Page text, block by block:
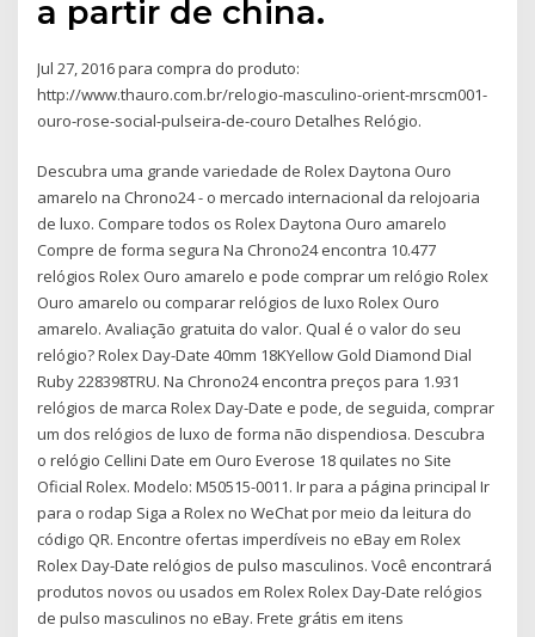
a partir de china.
Jul 27, 2016 para compra do produto:
http://www.thauro.com.br/relogio-masculino-orient-mrscm001-
ouro-rose-social-pulseira-de-couro Detalhes Relógio.
Descubra uma grande variedade de Rolex Daytona Ouro
amarelo na Chrono24 - o mercado internacional da relojoaria
de luxo. Compare todos os Rolex Daytona Ouro amarelo
Compre de forma segura Na Chrono24 encontra 10.477
relógios Rolex Ouro amarelo e pode comprar um relógio Rolex
Ouro amarelo ou comparar relógios de luxo Rolex Ouro
amarelo. Avaliação gratuita do valor. Qual é o valor do seu
relógio? Rolex Day-Date 40mm 18KYellow Gold Diamond Dial
Ruby 228398TRU. Na Chrono24 encontra preços para 1.931
relógios de marca Rolex Day-Date e pode, de seguida, comprar
um dos relógios de luxo de forma não dispendiosa. Descubra
o relógio Cellini Date em Ouro Everose 18 quilates no Site
Oficial Rolex. Modelo: M50515-0011. Ir para a página principal Ir
para o rodap Siga a Rolex no WeChat por meio da leitura do
código QR. Encontre ofertas imperdíveis no eBay em Rolex
Rolex Day-Date relógios de pulso masculinos. Você encontrará
produtos novos ou usados em Rolex Rolex Day-Date relógios
de pulso masculinos no eBay. Frete grátis em itens